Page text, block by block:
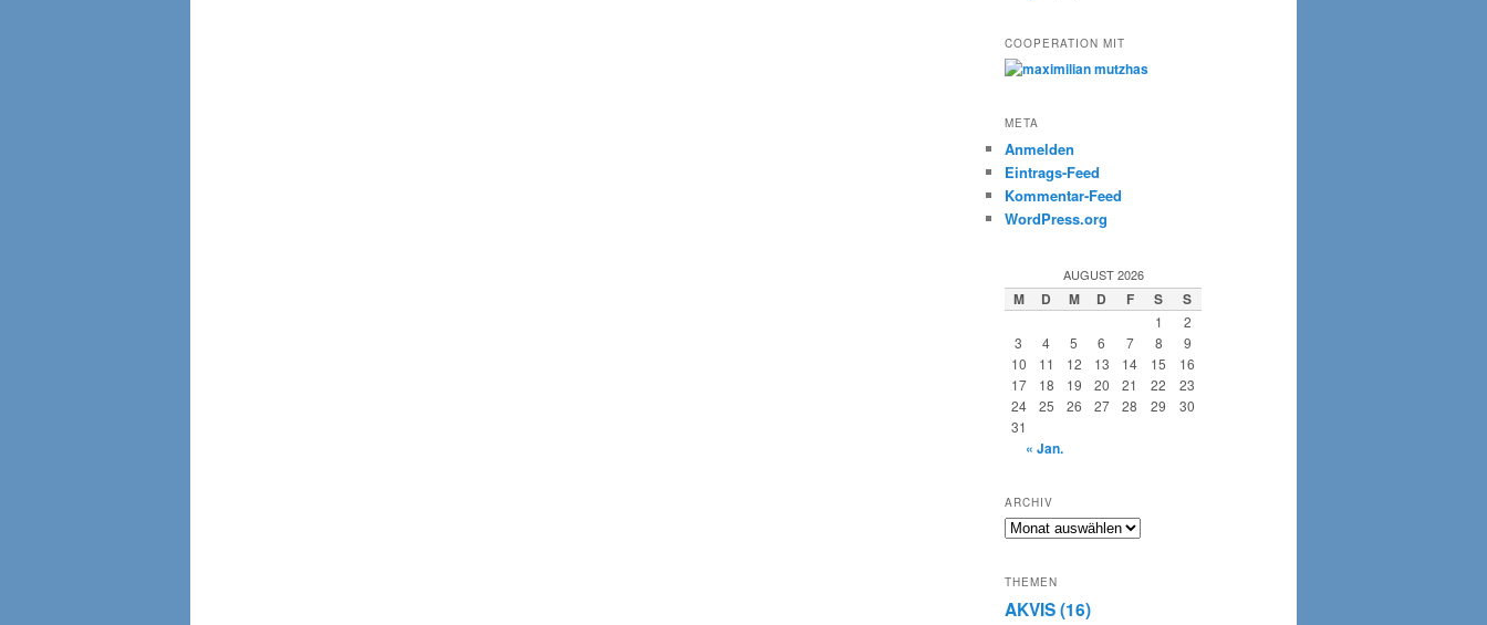
COOPERATION MIT
META
Anmelden
Eintrags-Feed
Kommentar-Feed
WordPress.org
AUGUST 2026
M D M D F S S
1
2
3
4 5 6 7 8
9
10
11 12 13 14 15
16
17
18 19 20 21 22
23
24
25 26 27 28 29
30
31
« Jan.
ARCHIV
Archiv
THEMEN
AKVIS(16)